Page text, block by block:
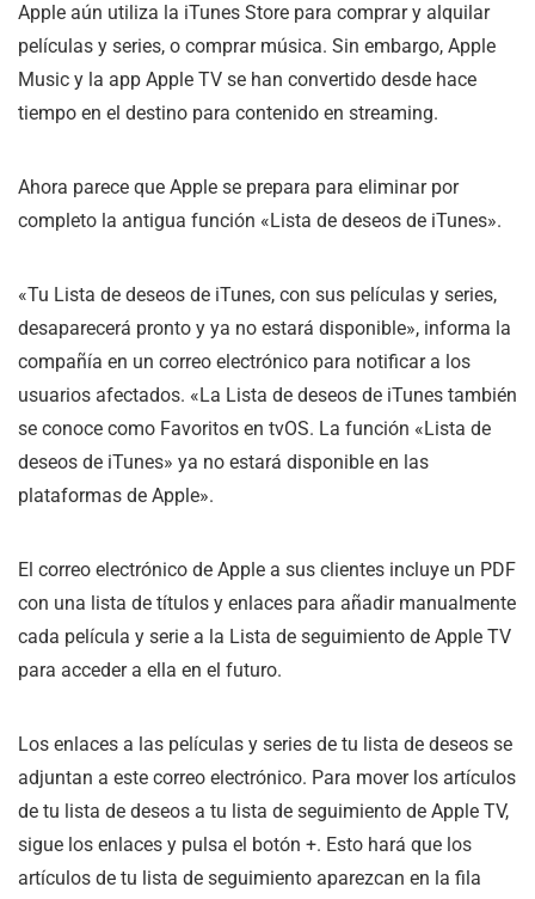
Apple aún utiliza la iTunes Store para comprar y alquilar
películas y series, o comprar música. Sin embargo, Apple
Music y la app Apple TV se han convertido desde hace
tiempo en el destino para contenido en streaming.
Ahora parece que Apple se prepara para eliminar por
completo la antigua función «Lista de deseos de iTunes».
«Tu Lista de deseos de iTunes, con sus películas y series,
desaparecerá pronto y ya no estará disponible», informa la
compañía en un correo electrónico para notificar a los
usuarios afectados. «La Lista de deseos de iTunes también
se conoce como Favoritos en tvOS. La función «Lista de
deseos de iTunes» ya no estará disponible en las
plataformas de Apple».
El correo electrónico de Apple a sus clientes incluye un PDF
con una lista de títulos y enlaces para añadir manualmente
cada película y serie a la Lista de seguimiento de Apple TV
para acceder a ella en el futuro.
Los enlaces a las películas y series de tu lista de deseos se
adjuntan a este correo electrónico. Para mover los artículos
de tu lista de deseos a tu lista de seguimiento de Apple TV,
sigue los enlaces y pulsa el botón +. Esto hará que los
artículos de tu lista de seguimiento aparezcan en la fila